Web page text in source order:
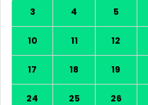
3 4 5
10 11 12
17 18 19
24 25 26